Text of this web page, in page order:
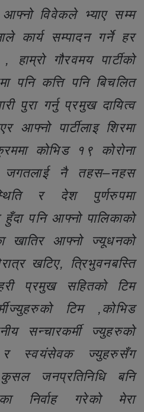
आफ्नो विवेकले भ्याए सम्म
कार्य सम्पादन गर्ने हर
गौरवमय पार्टीको
पनि कत्ति पनि बिचलित
पुरा गर्नु प्रमुख दायित्व
आफ्नो पार्टीलाइ शिरमा
कोभिड १९ कोरोना
जगतलाई नै तहस–नहस
र देश पुर्णरुपमा
पनि आफ्नो पालिकाको
खातिर आफ्नो ज्यूधनको
खटिए, त्रिभुवनबस्ति
प्रमुख सहितको टिम
टिम ,कोभिड
सन्चारकर्मी ज्युहरुको
र स्वयंसेवक ज्युहरुसँग
जनप्रतिनिधि बनि
निर्वाह गरेको मेरा